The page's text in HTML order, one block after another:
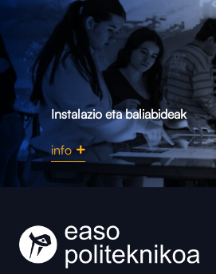
Instalazio eta baliabideak
info